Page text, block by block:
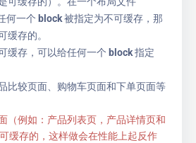
何一个 block 被指定为不可缓存，那
缓存的。
缓存，可以给任何一个 block 指定
比较页面、购物车页面和下单页面等
（例如：产品列表页，产品详情页和
缓存的，这样做会在性能上起反作